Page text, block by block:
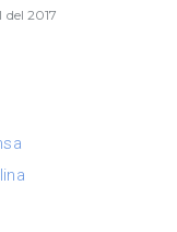
del 2017